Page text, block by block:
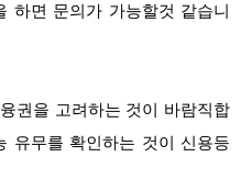
하면 문의가 가능할것 같습니
권을 고려하는 것이 바람직합
유무를 확인하는 것이 신용등